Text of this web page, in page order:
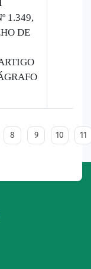
1.349,
DE
8 9 10 11